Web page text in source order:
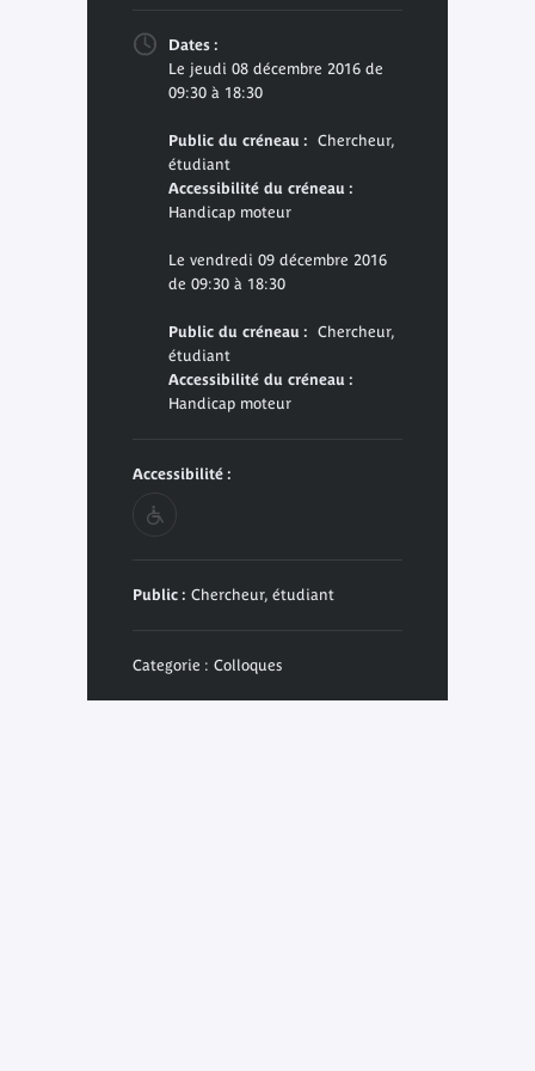
Dates :
Le jeudi 08 décembre 2016 de
09:30 à 18:30
Public du créneau : Chercheur,
étudiant
Accessibilité du créneau :
Handicap moteur
Le vendredi 09 décembre 2016
de 09:30 à 18:30
Public du créneau : Chercheur,
étudiant
Accessibilité du créneau :
Handicap moteur
Accessibilité :
Public : Chercheur, étudiant
Categorie : Colloques